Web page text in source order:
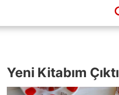
Yeni Kitabım Çıktı